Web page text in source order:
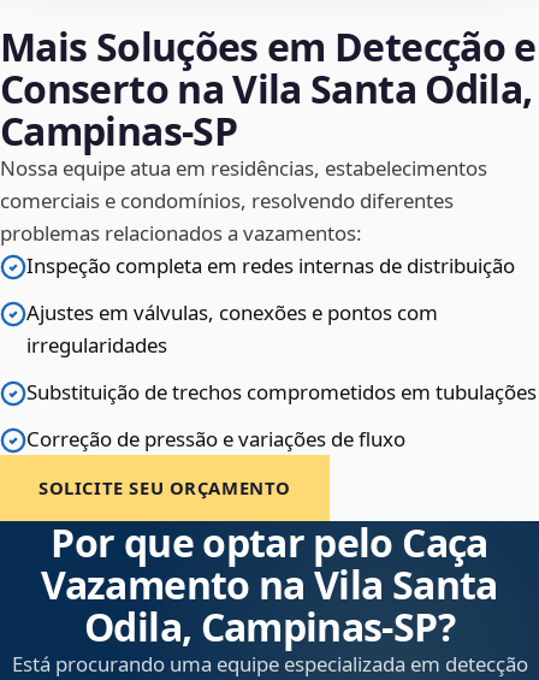
Mais Soluções em Detecção e
Conserto na Vila Santa Odila,
Campinas‑SP
Nossa equipe atua em residências, estabelecimentos
comerciais e condomínios, resolvendo diferentes
problemas relacionados a vazamentos:
Inspeção completa em redes internas de distribuição
Ajustes em válvulas, conexões e pontos com
irregularidades
Substituição de trechos comprometidos em tubulações
Correção de pressão e variações de fluxo
SOLICITE SEU ORÇAMENTO
Por que optar pelo Caça
Vazamento na Vila Santa
Odila, Campinas‑SP?
Está procurando uma equipe especializada em detecção